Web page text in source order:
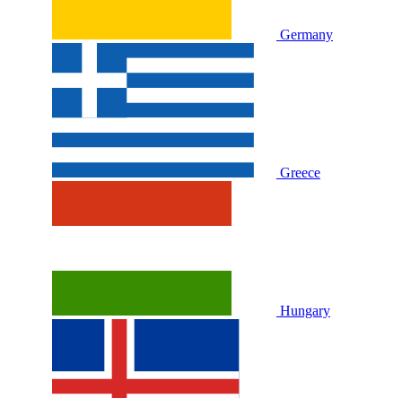
Germany
Greece
Hungary